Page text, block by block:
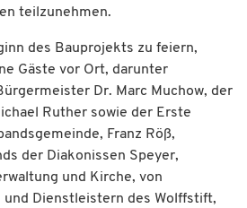
teilzunehmen.
des Bauprojekts zu feiern,
Gäste vor Ort, darunter
Dr. Marc Muchow, der
Ruther sowie der Erste
Franz Röß,
der Diakonissen Speyer,
und Kirche, von
Dienstleistern des Wolffstift,